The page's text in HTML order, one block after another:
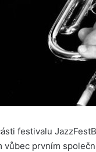
festivalu
vůbec prvním